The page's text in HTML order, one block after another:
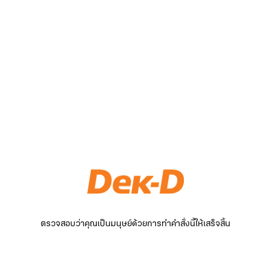
ตรวจสอบว่าคุณเป็นมนุษย์ด้วยการทำคำสั่งนี้ให้เสร็จสิ้น